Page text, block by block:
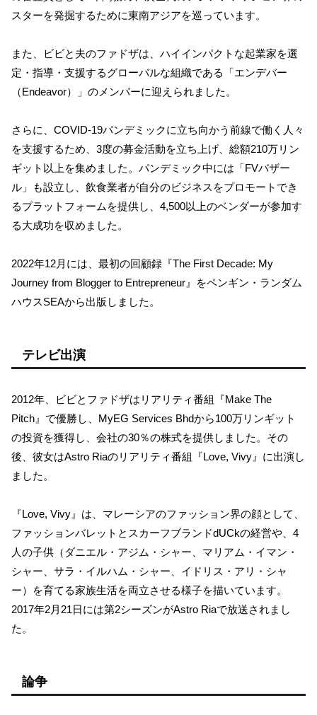
スターを発掘するために東南アジアを巡っています。
また、ビビと夫のファドザは、ハイインパクトな起業家を選
定・指導・支援するグローバルな組織である「エンデバー
（Endeavor）」のメンバーに迎えられました。
さらに、COVID-19パンデミックに立ち向かう前線で働く人々
を支援するため、3度の募金活動を立ち上げ、総額210万リン
ギット以上を集めました。パンデミック中には「FVバザー
ル」も設立し、飲食業者が自分のビジネスをプロモートでき
るプラットフォームを提供し、4,500以上のベンダーが参加す
る大成功を収めました。
2022年12月には、最初の回顧録『The First Decade: My
Journey from Blogger to Entrepreneur』をペンギン・ランダム
ハウスSEAから出版しました。
テレビ出演
2012年、ビビとファドザはリアリティ番組『Make The
Pitch』で優勝し、MyEG Services Bhdから100万リンギット
の投資を獲得し、会社の30％の株式を提供しました。その
後、彼女はAstro Riaのリアリティ番組『Love, Vivy』に出演し
ました。
『Love, Vivy』は、マレーシアのファッション界の顔として、
ファッションバレットとスカーフブランドdUCkの経営や、4
人の子供（ダニエル・アジム・シャー、マリアム・イマン・
シャー、サラ・イルハム・シャー、イドリス・アリ・シャ
ー）を育てる家族生活を両立させる様子を描いています。
2017年2月21日には第2シーズンがAstro Riaで放送されまし
た。
論争